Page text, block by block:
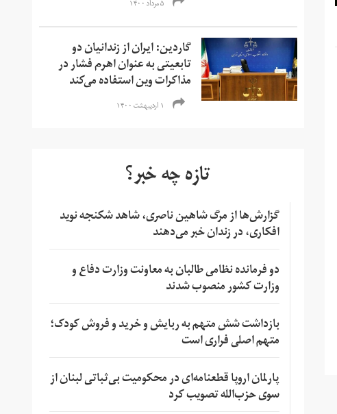
۵ مرداد ۱۴۰۰
گاردین: ایران از زندانیان دو
تابعیتی به عنوان اهرم فشار در
مذاکرات وین استفاده می‌کند
۱ اردیبهشت ۱۴۰۰
تازه چه خبر؟
گزارش‌ها از مرگ شاهین ناصری، شاهد شکنجه نوید
افکاری، در زندان خبر می‌دهند
دو فرمانده نظامی طالبان به معاونت وزارت دفاع و
وزارت کشور منصوب شدند
بازداشت شش متهم به ربایش و خرید و فروش کودک؛
متهم اصلی فراری است
پارلمان اروپا قطعنامه‌ای در محکومیت بی‌ثباتی لبنان از
سوی حزب‌الله تصویب کرد